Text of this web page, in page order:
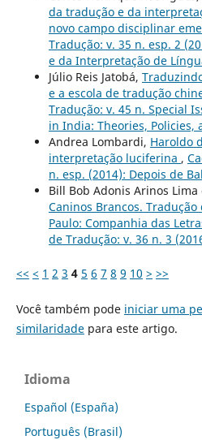
da tradução e da
novo campo disciplinar
Tradução: v. 35 n. esp. 2
e da Interpretação de
Júlio Reis Jatobá,
e a escola de tradução
Tradução: v. 45 n. Special
in India: Theories, Policies,
Andrea Lombardi, Haroldo
interpretação luciferina ,
n. esp. (2014): Depois de
Bill Bob Adonis Arinos Lima
Caninos Brancos.
Paulo: Companhia das
de Tradução: v. 36 n. 3
<< < 1 2 3 4 5 6 7 8 9 10 > >>
Você também pode iniciar uma
similaridadepara este artigo.
Idioma
Español (España)
Português (Brasil)